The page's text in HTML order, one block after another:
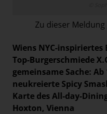
Swiss Life Select
The Companion
The Hoxton
Unibail-Rodamco-Westfield
Zu dieser Meldung
Wiens NYC-
Top-Burgerschmiede
gemeinsame Sache:
neukreierte Spicy
Karte des All-day-
Hoxton, Vienna